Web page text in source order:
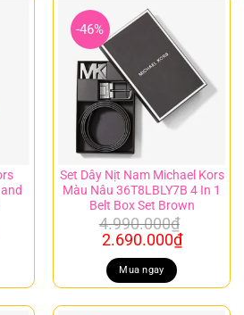
-46%
Set Dây Nịt Nam Michael Kors
Màu Nâu 36T8LBLY7B 4 In 1
Belt Box Set Brown
4.990.000₫
Giá
gốc
là:
4.990.000₫.
2.690.000₫Giá
là:
Mua ngay